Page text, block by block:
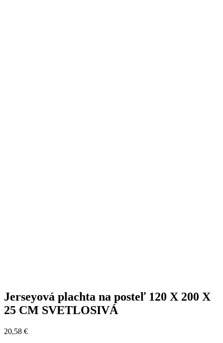
Jerseyová plachta na posteľ 120 X 200 X
25 CM SVETLOSIVÁ
20,58 €